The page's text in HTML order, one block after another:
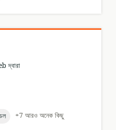
+7 আরও অনেক কিছু